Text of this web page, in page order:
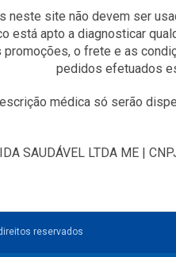
neste site não devem ser
está apto a diagnosticar
o frete e as
pedidos efetuados
médica só serão
SAUDÁVEL LTDA ME |
reservados